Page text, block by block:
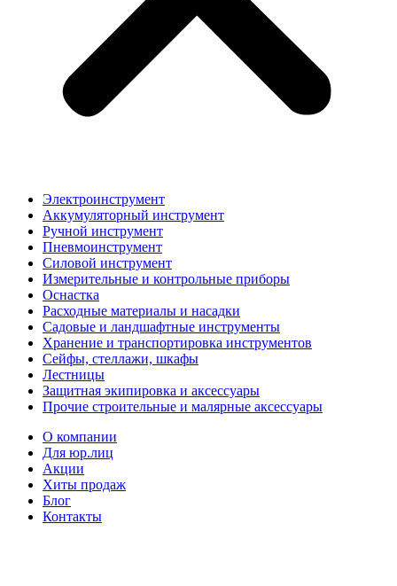
Электроинструмент
Аккумуляторный инструмент
Ручной инструмент
Пневмоинструмент
Силовой инструмент
Измерительные и контрольные приборы
Оснастка
Расходные материалы и насадки
Садовые и ландшафтные инструменты
Хранение и транспортировка инструментов
Сейфы, стеллажи, шкафы
Лестницы
Защитная экипировка и аксессуары
Прочие строительные и малярные аксессуары
О компании
Для юр.лиц
Акции
Хиты продаж
Блог
Контакты